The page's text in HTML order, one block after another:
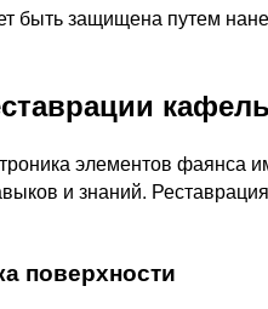
быть защищена путем
элементов фаянса
и знаний.
поверхности